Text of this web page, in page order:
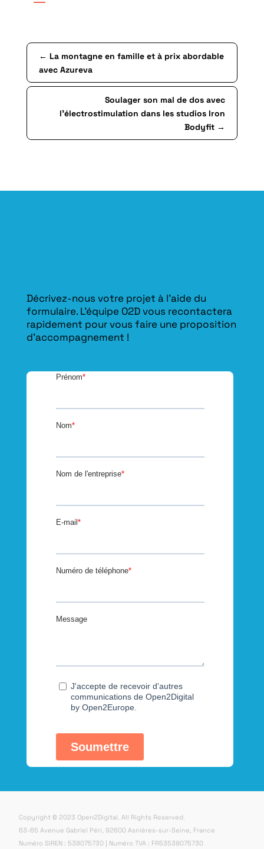
← La montagne en famille et à prix abordable
avec Azureva
Soulager son mal de dos avec
l’électrostimulation dans les studios Iron
Bodyfit →
Décrivez-nous votre projet à l’aide du
formulaire. L'équipe O2D vous recontactera
rapidement pour vous faire une proposition
d’accompagnement !
Copyright © 2023 Open2Digital. All Rights Reserved.
63-65 Avenue Gabriel Péri, 92600 Asnières-sur-Seine, France
Numéro SIREN : 538075730 | Numéro TVA : FR53538075730